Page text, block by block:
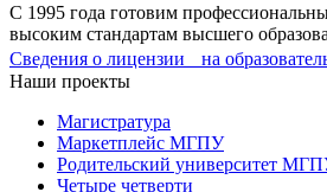
С 1995 года готовим
высоким стандартам высшего
Сведения о лицензии на
Наши проекты
Магистратура
Маркетплейс МГПУ
Родительский университет
Четыре четверти